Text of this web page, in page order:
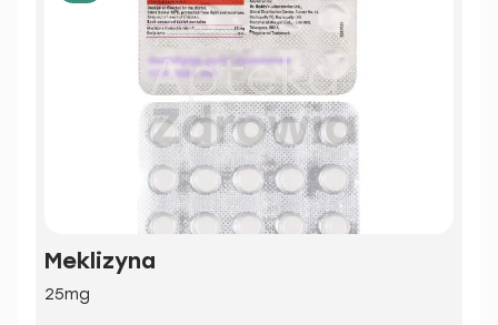
Meklizyna
25mg